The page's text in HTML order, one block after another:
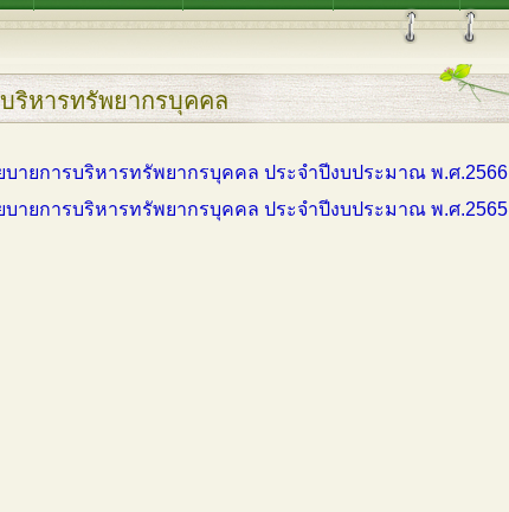
ริหารทรัพยากรบุคคล
บายการบริหารทรัพยากรบุคคล ประจำปีงบประมาณ พ.ศ.2566
บายการบริหารทรัพยากรบุคคล ประจำปีงบประมาณ พ.ศ.2565